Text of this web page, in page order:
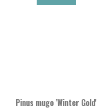
Pinus mugo 'Winter Gold'